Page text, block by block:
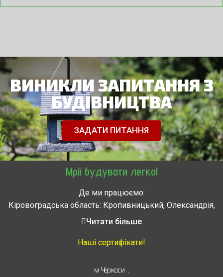
ВИНИКЛИ ЗАПИТАННЯ З
БУДІВНИЦТВА
ЗАДАТИ ПИТАННЯ
Мрії будувати легко!
Де ми працюємо:
Кіровоградська область: Кропивницький, Олександрія,
Знам’янка, Долинська, Новоархангельськ, Світловодськ
Звенигородка, Золотоноша, Каменка, Канев, Корсунь-
Монастырище, Смела, Тальное, Умань, Христиновка.
Читати більше
Наші сертифікати!
м Черкаси